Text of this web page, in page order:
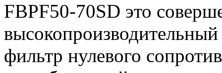
FBPF50-70SD это
фильтр нулевого